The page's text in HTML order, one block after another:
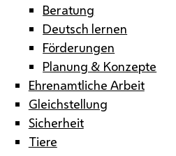
Beratung
Deutsch lernen
Förderungen
Planung & Konzepte
Ehrenamtliche Arbeit
Gleichstellung
Sicherheit
Tiere